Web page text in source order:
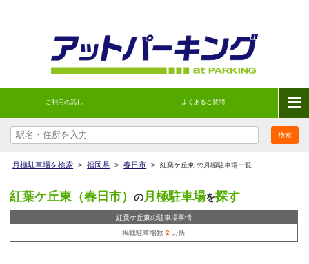
ご利用の流れ よくあるご質問
月極駐車場を検索 > 福岡県 > 春日市 > 紅葉ケ丘東 の月極駐車場一覧
紅葉ケ丘東（春日市） の月極駐車場を探す
紅葉ケ丘東の駐車場事情
掲載駐車場数 2 カ所